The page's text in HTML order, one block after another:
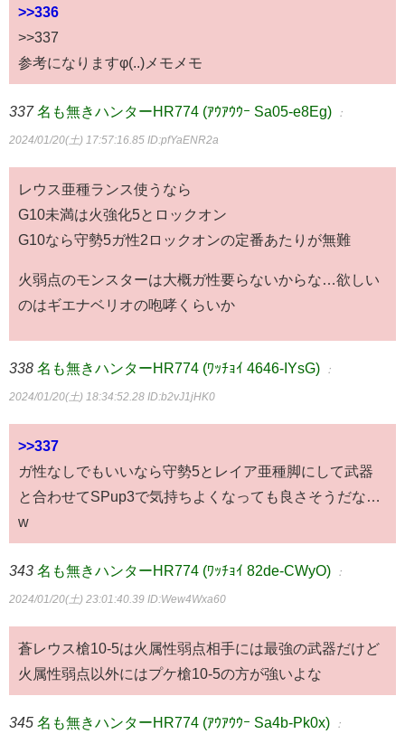
>>336
>>337
参考になりますφ(..)メモメモ
337 名も無きハンターHR774 (ｱｳｱｳｳｰ Sa05-e8Eg) ：
2024/01/20(土) 17:57:16.85 ID:pfYaENR2a
レウス亜種ランス使うなら
G10未満は火強化5とロックオン
G10なら守勢5ガ性2ロックオンの定番あたりが無難
火弱点のモンスターは大概ガ性要らないからな…欲しい
のはギエナベリオの咆哮くらいか
338 名も無きハンターHR774 (ﾜｯﾁｮｲ 4646-IYsG) ：
2024/01/20(土) 18:34:52.28 ID:b2vJ1jHK0
>>337
ガ性なしでもいいなら守勢5とレイア亜種脚にして武器
と合わせてSPup3で気持ちよくなっても良さそうだな…
w
343 名も無きハンターHR774 (ﾜｯﾁｮｲ 82de-CWyO) ：
2024/01/20(土) 23:01:40.39 ID:Wew4Wxa60
蒼レウス槍10-5は火属性弱点相手には最強の武器だけど
火属性弱点以外にはプケ槍10-5の方が強いよな
345 名も無きハンターHR774 (ｱｳｱｳｳｰ Sa4b-Pk0x) ：